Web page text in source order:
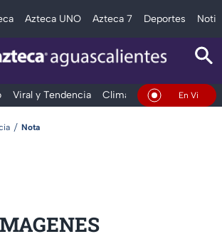
Azteca UNO Azteca 7 Deportes
Viral y Tendencia Clima DeportesEn Vivo
Nota